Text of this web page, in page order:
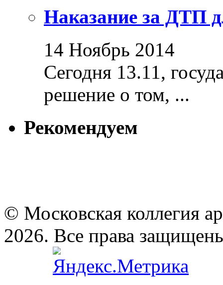
Наказание за ДТП
14 Ноябрь 2014
Сегодня 13.11,
решение о том, ...
Рекомендуем
© Московская коллегия
2026. Все права